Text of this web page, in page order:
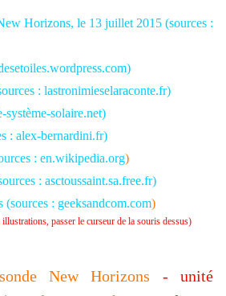
Horizons, le 13 juillet 2015 (sources :
: lastronimieselaraconte.fr)
système-solaire.net)
: alex-bernardini.fr)
: en.wikipedia.org)
: asctoussaint.sa.free.fr)
: geeksandcom.com)
passer le curseur de la souris dessus)
sonde New Horizons - unité